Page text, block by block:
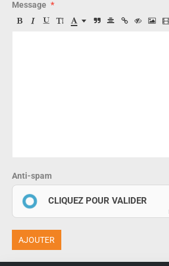
Message
Anti-spam
CLIQUEZ POUR VALIDER
AJOUTER